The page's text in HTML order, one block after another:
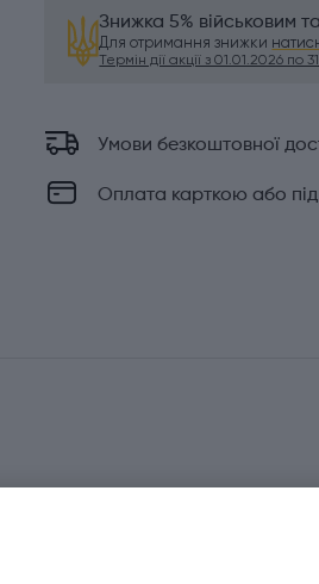
Знижка 5% військовим
Для отримання знижки
Термін дії акції з 01.01.2026 по
Умови безкоштовної
Оплата карткою або